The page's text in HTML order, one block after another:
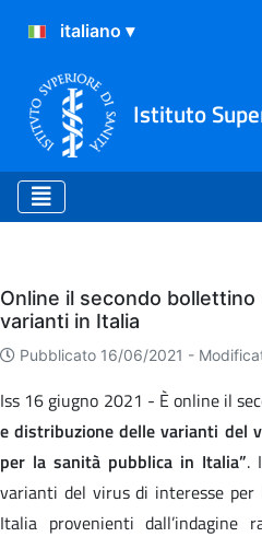
Istituto
Eventi
Online il secondo
varianti in Italia
Pubblicato 16/06/2021 -
Iss 16 giugno 2021 - È online il
e distribuzione delle varianti del
per la sanità pubblica in Italia”.
varianti del virus di interesse
Italia provenienti dall’indagine